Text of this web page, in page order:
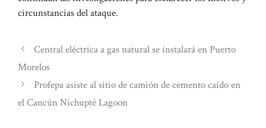
circunstancias del ataque.
Central eléctrica a gas natural se instalará en Puerto
Morelos
Profepa asiste al sitio de camión de cemento caído en
el Cancún Nichupté Lagoon